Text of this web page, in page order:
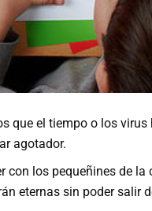
que el tiempo o los
agotador.
con los pequeñines de la
eternas sin poder salir